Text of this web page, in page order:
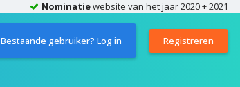
Nominatiewebsite van het jaar 2020 + 2021
Bestaande gebruiker? Log in Registreren